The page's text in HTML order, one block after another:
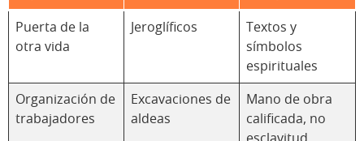
Puerta de la
otra vida
Jeroglíficos
Textos y
símbolos
espirituales
Organización de
trabajadores
Excavaciones de
aldeas
Mano de obra
calificada, no